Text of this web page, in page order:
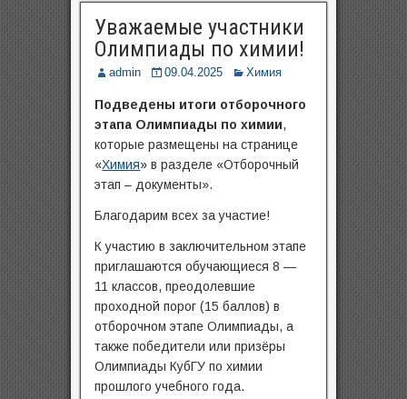
Уважаемые участники
Олимпиады по химии!
admin 09.04.2025 Химия
Подведены итоги отборочного
этапа Олимпиады по химии,
которые размещены на странице
«Химия» в разделе «Отборочный
этап – документы».
Благодарим всех за участие!
К участию в заключительном этапе
приглашаются обучающиеся 8 —
11 классов, преодолевшие
проходной порог (15 баллов) в
отборочном этапе Олимпиады, а
также победители или призёры
Олимпиады КубГУ по химии
прошлого учебного года.